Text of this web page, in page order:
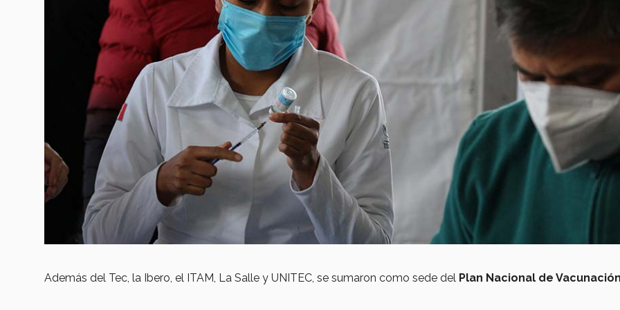
Además del Tec, la Ibero, el ITAM, La Salle y UNITEC, se sumaron como sede del Plan Nacional de